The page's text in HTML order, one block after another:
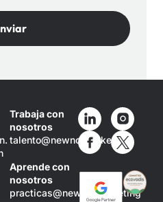
Trabaja con
nosotros
talento@newno.marketing
Aprende con
nosotros
practicas@newno.marketing